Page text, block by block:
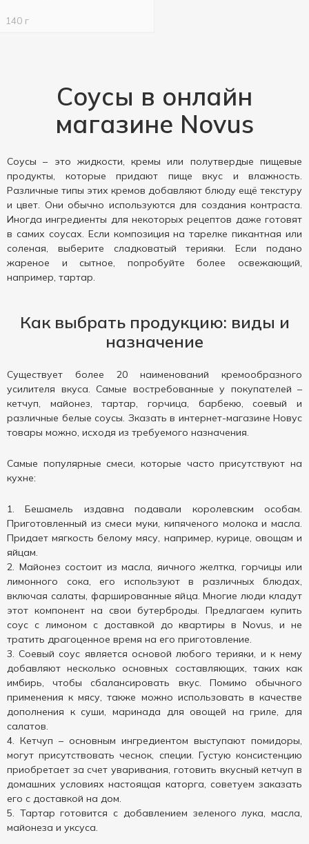
140 г
Соусы в онлайн
магазине Novus
Соусы – это жидкости, кремы или полутвердые пищевые
продукты, которые придают пище вкус и влажность.
Различные типы этих кремов добавляют блюду ещё текстуру
и цвет. Они обычно используются для создания контраста.
Иногда ингредиенты для некоторых рецептов даже готовят
в самих соусах. Если композиция на тарелке пикантная или
соленая, выберите сладковатый терияки. Если подано
жареное и сытное, попробуйте более освежающий,
например, тартар.
Как выбрать продукцию: виды и
назначение
Существует более 20 наименований кремообразного
усилителя вкуса. Самые востребованные у покупателей –
кетчуп, майонез, тартар, горчица, барбекю, соевый и
различные белые соусы. Зказать в интернет-магазине Новус
товары можно, исходя из требуемого назначения.
Самые популярные смеси, которые часто присутствуют на
кухне:
Бешамель издавна подавали королевским особам.
Приготовленный из смеси муки, кипяченого молока и масла.
Придает мягкость белому мясу, например, курице, овощам и
яйцам.
Майонез состоит из масла, яичного желтка, горчицы или
лимонного сока, его используют в различных блюдах,
включая салаты, фаршированные яйца. Многие люди кладут
этот компонент на свои бутерброды. Предлагаем купить
соус с лимоном с доставкой до квартиры в Novus, и не
тратить драгоценное время на его приготовление.
Соевый соус является основой любого терияки, и к нему
добавляют несколько основных составляющих, таких как
имбирь, чтобы сбалансировать вкус. Помимо обычного
применения к мясу, также можно использовать в качестве
дополнения к суши, маринада для овощей на гриле, для
салатов.
Кетчуп – основным ингредиентом выступают помидоры,
могут присутствовать чеснок, специи. Густую консистенцию
приобретает за счет уваривания, готовить вкусный кетчуп в
домашних условиях настоящая каторга, советуем заказать
его с доставкой на дом.
Тартар готовится с добавлением зеленого лука, масла,
майонеза и уксуса.